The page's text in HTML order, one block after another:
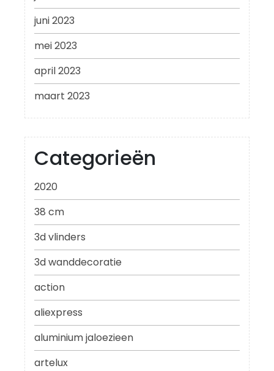
juni 2023
mei 2023
april 2023
maart 2023
Categorieën
2020
38 cm
3d vlinders
3d wanddecoratie
action
aliexpress
aluminium jaloezieen
artelux